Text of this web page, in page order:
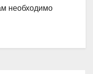
необходимо